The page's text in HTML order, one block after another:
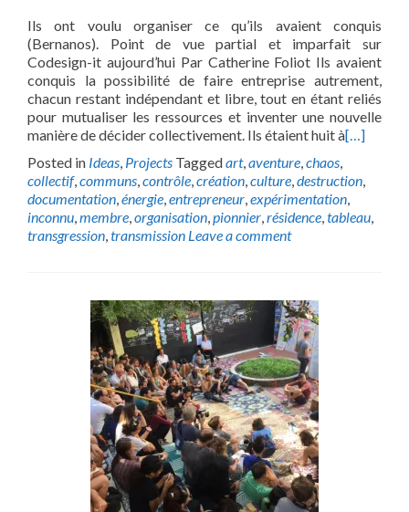
Ils ont voulu organiser ce qu’ils avaient conquis
(Bernanos). Point de vue partial et imparfait sur
Codesign-it aujourd’hui Par Catherine Foliot Ils avaient
conquis la possibilité de faire entreprise autrement,
chacun restant indépendant et libre, tout en étant reliés
pour mutualiser les ressources et inventer une nouvelle
manière de décider collectivement. Ils étaient huit à[…]
Posted in Ideas, Projects Taggedart,aventure,chaos,
collectif,communs,contrôle,création,culture,destruction,
documentation,énergie,entrepreneur,expérimentation,
inconnu,membre,organisation,pionnier,résidence,tableau,
transgression,transmission Leave a comment